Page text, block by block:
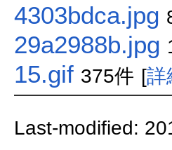
4303bdca.jpg
29a2988b.jpg
15.gif 375件 [詳
Last-modified: